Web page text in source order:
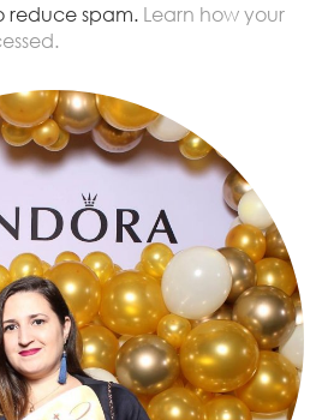
reduce spam. Learn how your